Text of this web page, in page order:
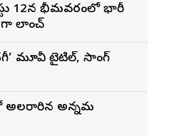
12న భీమవరంలో భారీ
గా లాంచ్
మూవీ టైటిల్, సాంగ్
అలరారిన అన్నమ